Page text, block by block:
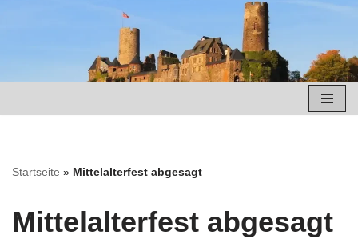
springen
Startseite » Mittelalterfest abgesagt
Mittelalterfest abgesagt